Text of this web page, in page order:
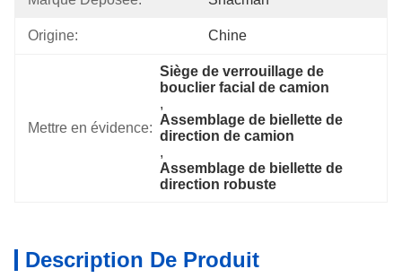
Origine: Chine
Mettre en évidence:
Siège de verrouillage de
bouclier facial de camion
,
Assemblage de biellette de
direction de camion
,
Assemblage de biellette de
direction robuste
Description De Produit